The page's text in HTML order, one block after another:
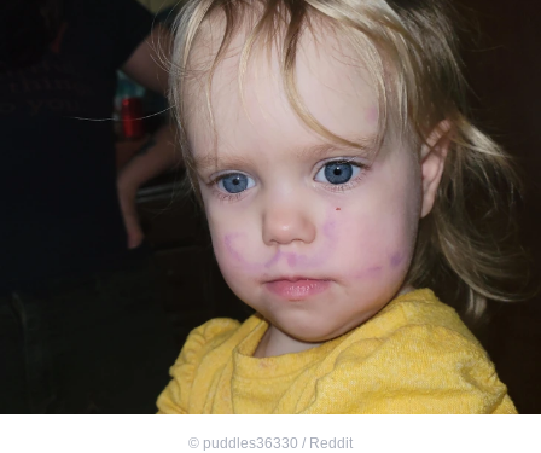
© puddles36330 / Reddit